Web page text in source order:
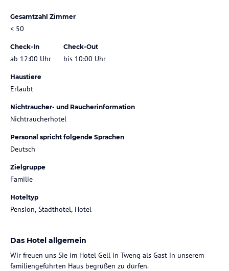
Gesamtzahl Zimmer
< 50
Check-In
ab 12:00 Uhr
Check-Out
bis 10:00 Uhr
Haustiere
Erlaubt
Nichtraucher- und Raucherinformation
Nichtraucherhotel
Personal spricht folgende Sprachen
Deutsch
Zielgruppe
Familie
Hoteltyp
Pension, Stadthotel, Hotel
Das Hotel allgemein
Wir freuen uns Sie im Hotel Gell in Tweng als Gast in unserem
familiengeführten Haus begrüßen zu dürfen.